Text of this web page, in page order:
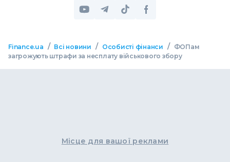
Finance.ua / Всі новини / Особисті фінанси /
ФОПам
загрожують штрафи за несплату військового збору
Місце для вашої реклами